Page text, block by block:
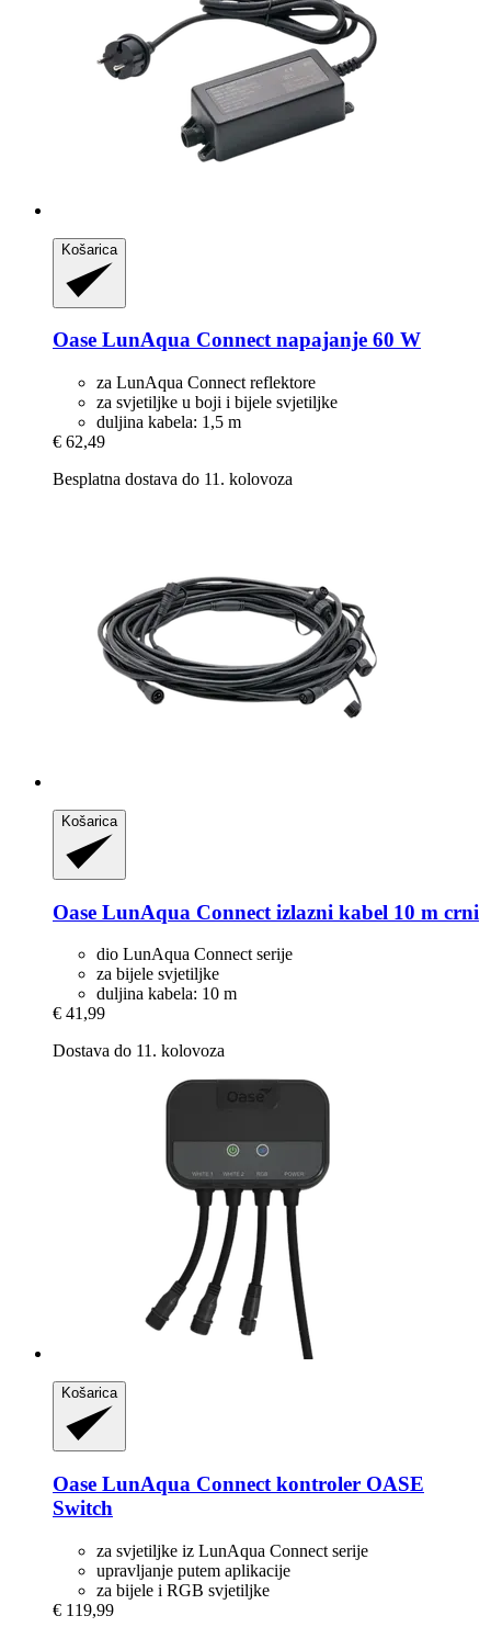
Košarica
Oase LunAqua Connect napajanje 60 W
za LunAqua Connect reflektore
za svjetiljke u boji i bijele svjetiljke
duljina kabela: 1,5 m
€ 62,49
Besplatna dostava do 11. kolovoza
Košarica
Oase LunAqua Connect izlazni kabel 10 m crni
dio LunAqua Connect serije
za bijele svjetiljke
duljina kabela: 10 m
€ 41,99
Dostava do 11. kolovoza
Košarica
Oase LunAqua Connect kontroler OASE
Switch
za svjetiljke iz LunAqua Connect serije
upravljanje putem aplikacije
za bijele i RGB svjetiljke
€ 119,99